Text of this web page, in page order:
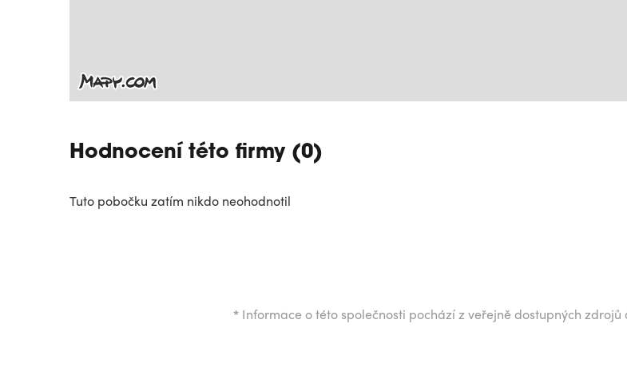
Hodnocení této firmy (0)
Tuto pobočku zatím nikdo neohodnotil
* Informace o této společnosti pochází z veřejně dostupných